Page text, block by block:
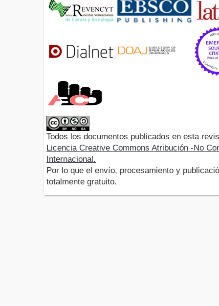
Todos los documentos publicados en esta
Licencia Creative Commons Atribución -No
Internacional.
Por lo que el envío, procesamiento y
totalmente gratuito.